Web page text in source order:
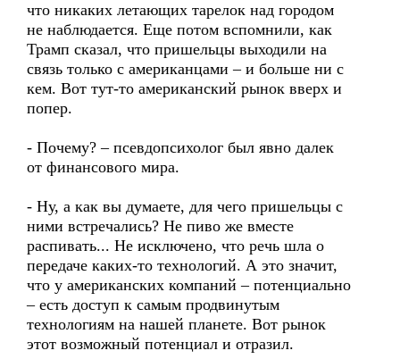
что никаких летающих тарелок над городом
не наблюдается. Еще потом вспомнили, как
Трамп сказал, что пришельцы выходили на
связь только с американцами – и больше ни с
кем. Вот тут-то американский рынок вверх и
попер.
- Почему? – псевдопсихолог был явно далек
от финансового мира.
- Ну, а как вы думаете, для чего пришельцы с
ними встречались? Не пиво же вместе
распивать... Не исключено, что речь шла о
передаче каких-то технологий. А это значит,
что у американских компаний – потенциально
– есть доступ к самым продвинутым
технологиям на нашей планете. Вот рынок
этот возможный потенциал и отразил.